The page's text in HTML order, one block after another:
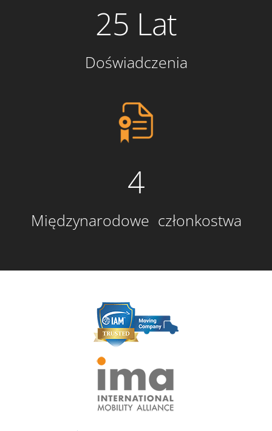
25 Lat
Doświadczenia
4
Międzynarodowe członkostwa